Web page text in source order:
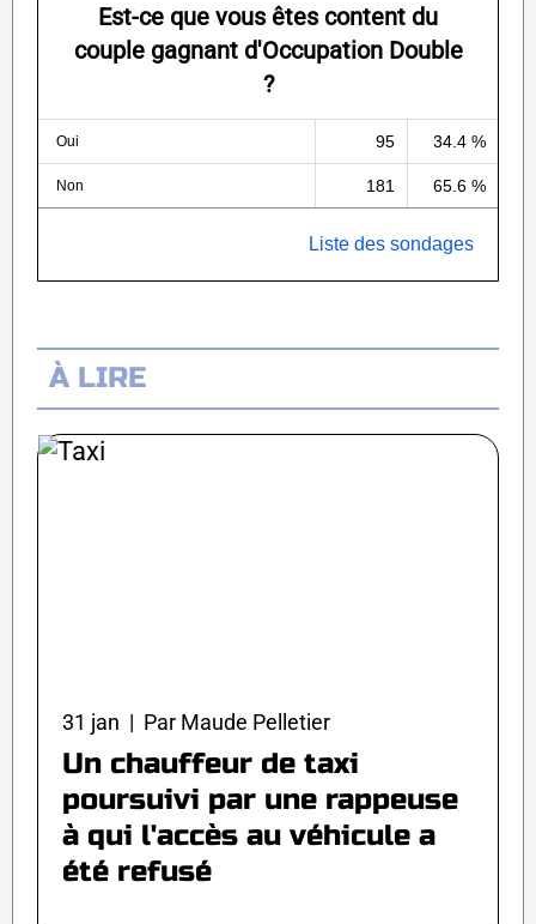
Est-ce que vous êtes content du
couple gagnant d'Occupation Double
?
Oui 95 34.4 %
Non 181 65.6 %
Liste des sondages
À LIRE
31 jan | Par Maude Pelletier
Un chauffeur de taxi
poursuivi par une rappeuse
à qui l'accès au véhicule a
été refusé